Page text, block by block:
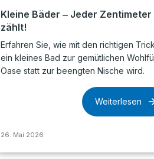
Kleine Bäder ‒ Jeder Zentimeter
zählt!
Erfahren Sie, wie mit den richtigen
ein kleines Bad zur gemütlichen
Oase statt zur beengten Nische wird.
26. Mai 2026
Weiterlesen